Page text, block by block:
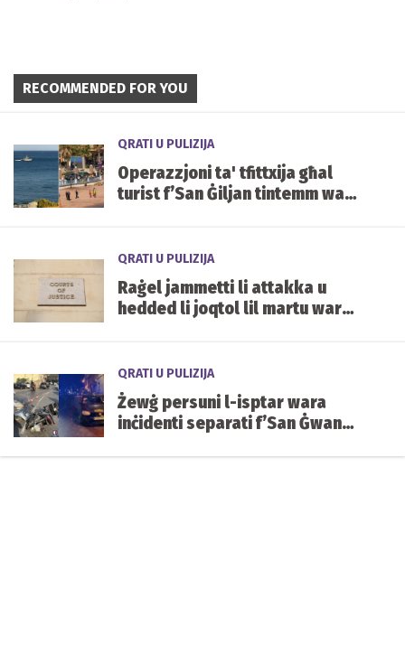
RECOMMENDED FOR YOU
QRATI U PULIZIJA
Operazzjoni ta' tfittxija għal
turist f’San Ġiljan tintemm wara
QRATI U PULIZIJA
Raġel jammetti li attakka u
hedded li joqtol lil martu wara
QRATI U PULIZIJA
Żewġ persuni l-isptar wara
inċidenti separati f’San Ġwann